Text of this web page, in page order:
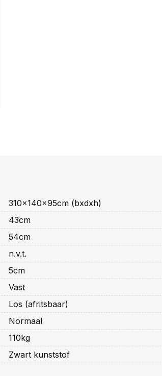
310x140x95cm (bxdxh)
43cm
54cm
n.v.t.
5cm
Vast
Los (afritsbaar)
Normaal
110kg
Zwart kunststof